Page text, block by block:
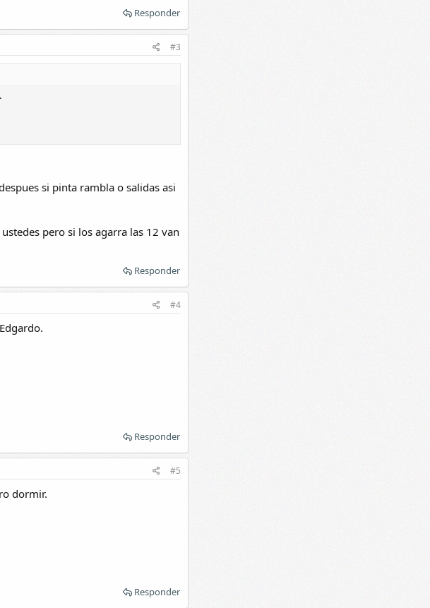
Responder
#3
si pinta rambla o salidas asi
pero si los agarra las 12 van
Responder
#4
Responder
#5
dormir.
Responder